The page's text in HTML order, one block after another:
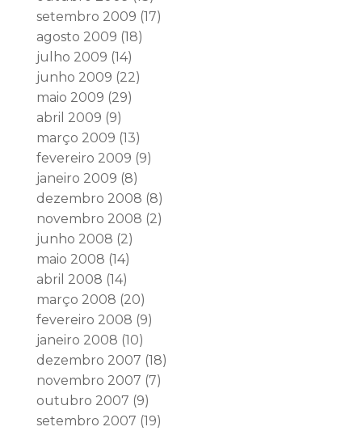
setembro 2009 (17)
agosto 2009 (18)
julho 2009 (14)
junho 2009 (22)
maio 2009 (29)
abril 2009 (9)
março 2009 (13)
fevereiro 2009 (9)
janeiro 2009 (8)
dezembro 2008 (8)
novembro 2008 (2)
junho 2008 (2)
maio 2008 (14)
abril 2008 (14)
março 2008 (20)
fevereiro 2008 (9)
janeiro 2008 (10)
dezembro 2007 (18)
novembro 2007 (7)
outubro 2007 (9)
setembro 2007 (19)